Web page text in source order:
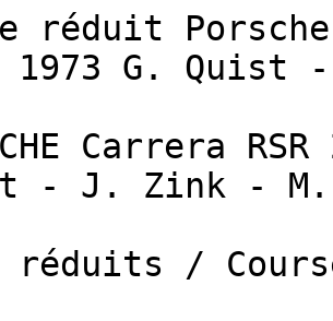
réduit
1973 G.
Carrera
- J. Zink - M.
réduits /